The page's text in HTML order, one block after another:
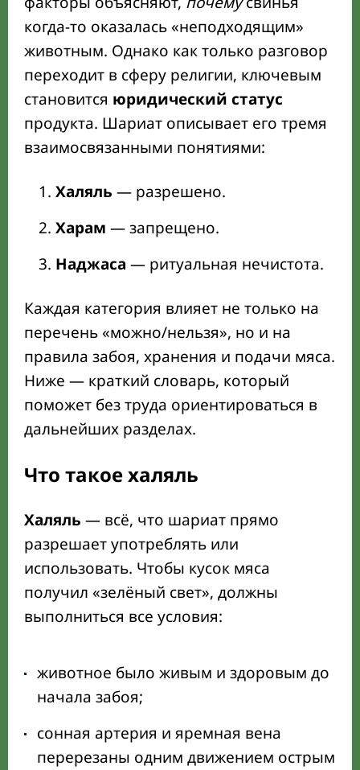
когда-то оказалась «неподходящим»
животным. Однако как только разговор
переходит в сферу религии, ключевым
становится юридический статус
продукта. Шариат описывает его тремя
взаимосвязанными понятиями:
Халяль — разрешено.
Харам — запрещено.
Наджаса — ритуальная нечистота.
Каждая категория влияет не только на
перечень «можно/нельзя», но и на
правила забоя, хранения и подачи мяса.
Ниже — краткий словарь, который
поможет без труда ориентироваться в
дальнейших разделах.
Что такое халяль
Халяль — всё, что шариат прямо
разрешает употреблять или
использовать. Чтобы кусок мяса
получил «зелёный свет», должны
выполниться все условия:
животное было живым и здоровым до
начала забоя;
сонная артерия и яремная вена
перерезаны одним движением острым